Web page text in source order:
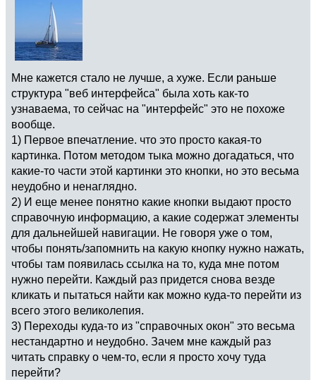
Мне кажется стало не лучше, а хуже. Если раньше
структура "веб интерфейса" была хоть как-то
узнаваема, то сейчас на "интерфейс" это не похоже
вообще.
1) Первое впечатление. что это просто какая-то
картинка. Потом методом тыка можно догадаться, что
какие-то части этой картинки это кнопки, но это весьма
неудобно и ненаглядно.
2) И еще менее понятно какие кнопки выдают просто
справочную информацию, а какие содержат элементы
для дальнейшей навигации. Не говоря уже о том,
чтобы понять/запомнить на какую кнопку нужно нажать,
чтобы там появилась ссылка на то, куда мне потом
нужно перейти. Каждый раз придется снова везде
кликать и пытаться найти как можно куда-то перейти из
всего этого великолепия.
3) Переходы куда-то из "справочных окон" это весьма
нестандартно и неудобно. Зачем мне каждый раз
читать справку о чем-то, если я просто хочу туда
перейти?